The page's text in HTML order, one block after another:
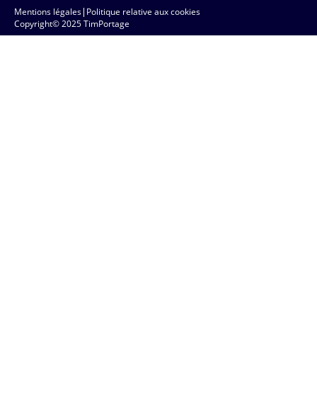
Copyright© 2025 TimPortage
Mentions légales| Politique relative aux cookies